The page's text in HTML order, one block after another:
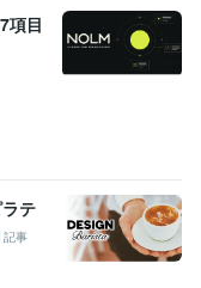
項目
テ
記事